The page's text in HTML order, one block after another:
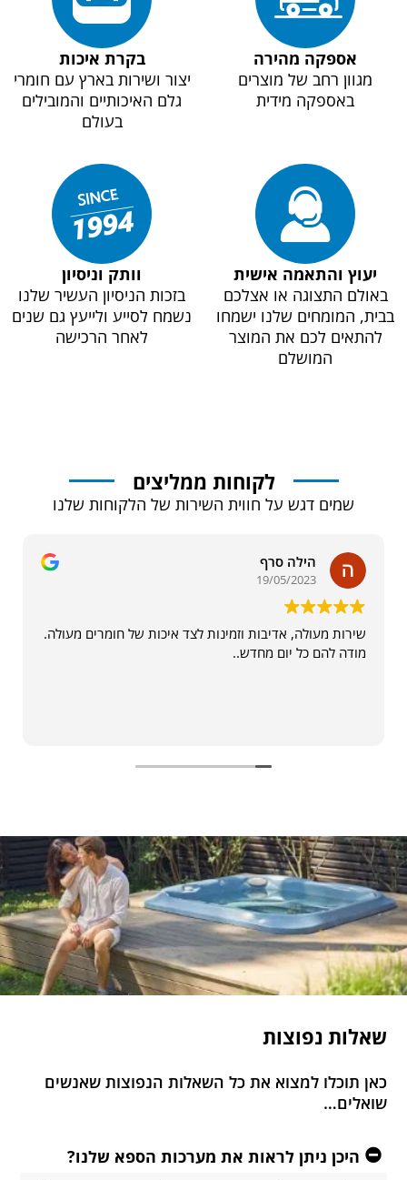
אספקה מהירה
מגוון רחב של מוצרים
באספקה מידית
בקרת איכות
יצור ושירות בארץ עם חומרי
גלם האיכותיים והמובילים
בעולם
יעוץ והתאמה אישית
באולם התצוגה או אצלכם
בבית, המומחים שלנו ישמחו
להתאים לכם את המוצר
המושלם
וותק וניסיון
בזכות הניסיון העשיר שלנו
נשמח לסייע ולייעץ גם שנים
לאחר הרכישה
לקוחות ממליצים
שמים דגש על חווית השירות של הלקוחות שלנו
הילה סרף
19/05/2023
שירות מעולה, אדיבות וזמינות לצד איכות של חומרים מעולה.
מודה להם כל יום מחדש..
שאלות נפוצות
כאן תוכלו למצוא את כל השאלות הנפוצות שאנשים
שואלים…
היכן ניתן לראות את מערכות הספא שלנו?